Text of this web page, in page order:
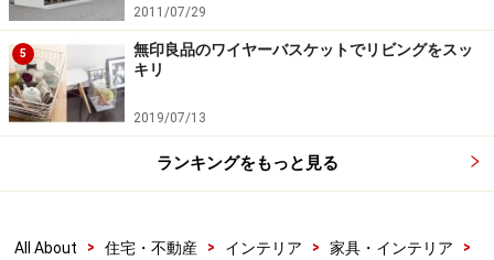
2011/07/29
5
無印良品のワイヤーバスケットでリビングをスッ
キリ
2019/07/13
ランキングをもっと見る
All About > 住宅・不動産 > インテリア > 家具・インテリア
>